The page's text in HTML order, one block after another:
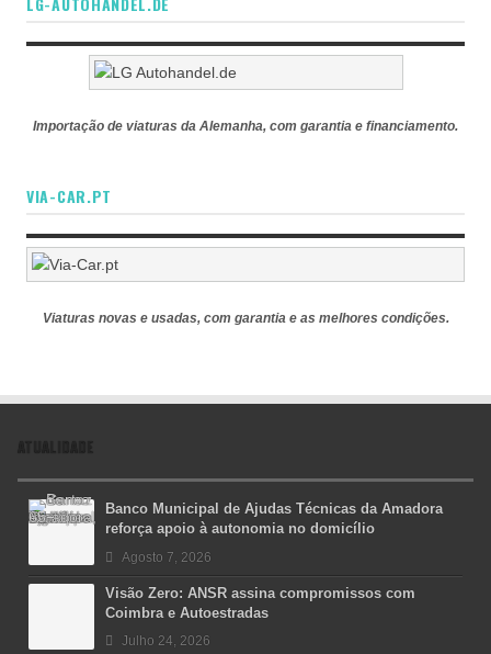
Importação de viaturas da Alemanha, com garantia e financiamento.
VIA-CAR.PT
Viaturas novas e usadas, com garantia e as melhores condições.
ATUALIDADE
Banco Municipal de Ajudas Técnicas da Amadora
reforça apoio à autonomia no domicílio
Agosto 7, 2026
Visão Zero: ANSR assina compromissos com
Coimbra e Autoestradas
Julho 24, 2026